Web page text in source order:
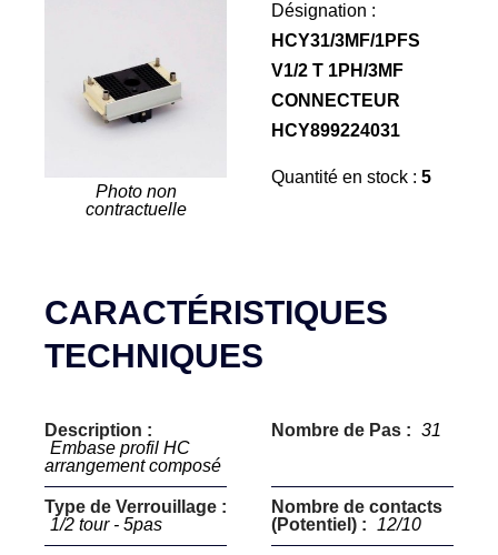
Photo non
contractuelle
Désignation :
HCY31/3MF/1PFS
V1/2 T 1PH/3MF
CONNECTEUR
HCY899224031
Quantité en stock : 5
CARACTÉRISTIQUES
TECHNIQUES
Description :
Embase profil HC
arrangement composé
Nombre de Pas : 31
Type de Verrouillage :
1/2 tour - 5pas
Nombre de contacts
(Potentiel) :
12/10